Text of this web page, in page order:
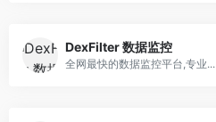
DexFilter 数据监控
全网最快的数据监控平台,专业...